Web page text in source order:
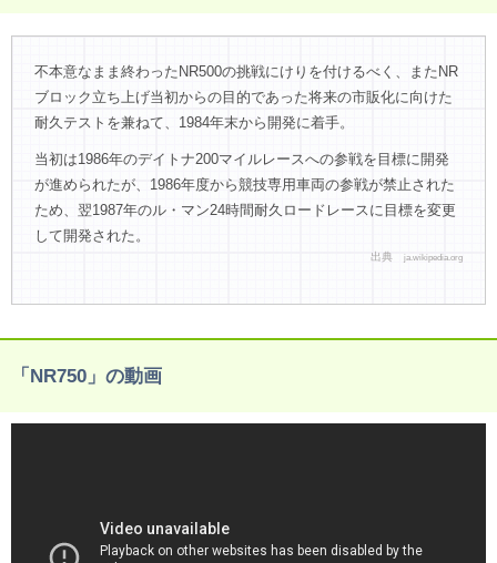
不本意なまま終わったNR500の挑戦にけりを付けるべく、またNR
ブロック立ち上げ当初からの目的であった将来の市販化に向けた
耐久テストを兼ねて、1984年末から開発に着手。
当初は1986年のデイトナ200マイルレースへの参戦を目標に開発
が進められたが、1986年度から競技専用車両の参戦が禁止された
ため、翌1987年のル・マン24時間耐久ロードレースに目標を変更
して開発された。
出典 ja.wikipedia.org
「NR750」の動画